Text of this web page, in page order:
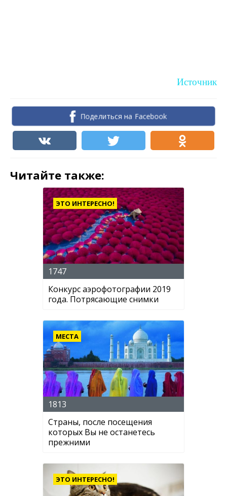
Источник
Поделиться на Facebook
Читайте также:
ЭТО ИНТЕРЕСНО!
1747
Конкурс аэрофотографии 2019
года. Потрясающие снимки
МЕСТА
1813
Страны, после посещения
которых Вы не останетесь
прежними
ЭТО ИНТЕРЕСНО!